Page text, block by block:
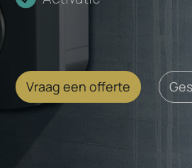
Vraag een offerte